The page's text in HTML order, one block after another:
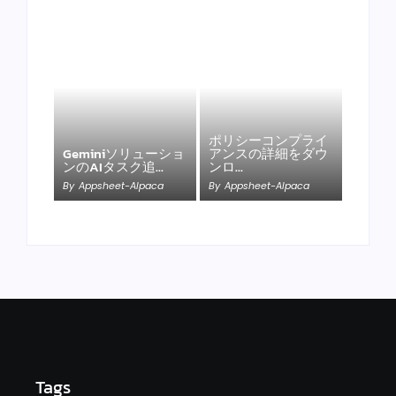
Geminiソリューショ
ンのAIタスク追…
By Appsheet-Alpaca
ポリシーコンプライ
アンスの詳細をダウ
ンロ…
By Appsheet-Alpaca
Tags